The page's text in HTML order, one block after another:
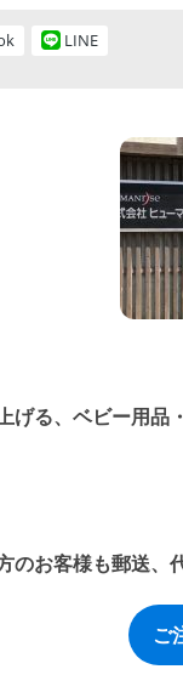
LINE
げる、ベビー用品
のお客様も郵送、
ご